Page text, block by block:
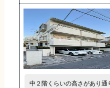
中２階くらいの高さがあり